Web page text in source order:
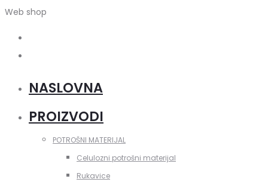
Web shop
NASLOVNA
PROIZVODI
POTROŠNI MATERIJAL
Celulozni potrošni materijal
Rukavice